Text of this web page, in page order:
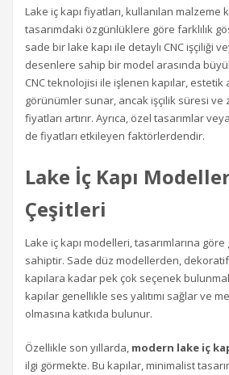
Lake iç kapı fiyatları, kullanılan malzeme
tasarımdaki özgünlüklere göre farklılık
sade bir lake kapı ile detaylı CNC işçiliği
desenlere sahip bir model arasında
CNC teknolojisi ile işlenen kapılar, estetik
görünümler sunar, ancak işçilik süresi ve
fiyatları artırır. Ayrıca, özel tasarımlar
de fiyatları etkileyen faktörlerdendir.
Lake İç Kapı
Çeşitleri
Lake iç kapı modelleri, tasarımlarına
sahiptir. Sade düz modellerden,
kapılara kadar pek çok seçenek
kapılar genellikle ses yalıtımı sağlar ve
olmasına katkıda bulunur.
Özellikle son yıllarda, modern lake iç
ilgi görmekte. Bu kapılar, minimalist